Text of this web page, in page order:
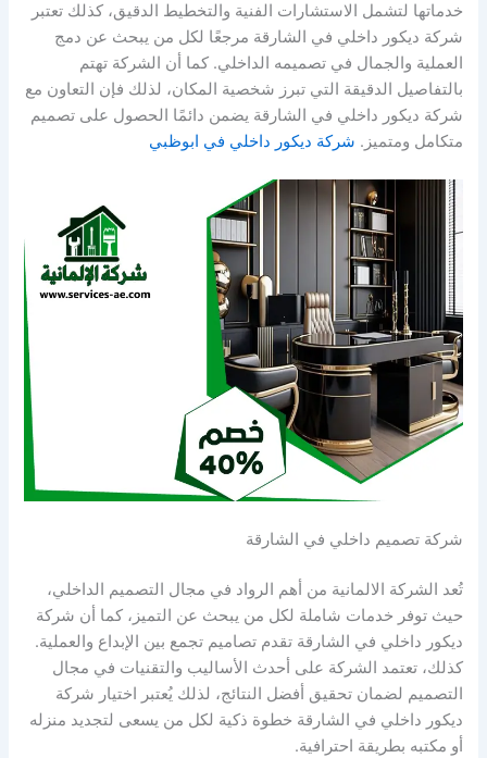
خدماتها لتشمل الاستشارات الفنية والتخطيط الدقيق، كذلك تعتبر
شركة ديكور داخلي في الشارقة مرجعًا لكل من يبحث عن دمج
العملية والجمال في تصميمه الداخلي. كما أن الشركة تهتم
بالتفاصيل الدقيقة التي تبرز شخصية المكان، لذلك فإن التعاون مع
شركة ديكور داخلي في الشارقة يضمن دائمًا الحصول على تصميم
متكامل ومتميز. شركة ديكور داخلي في ابوظبي
شركة تصميم داخلي في الشارقة
تُعد الشركة الالمانية من أهم الرواد في مجال التصميم الداخلي،
حيث توفر خدمات شاملة لكل من يبحث عن التميز، كما أن شركة
ديكور داخلي في الشارقة تقدم تصاميم تجمع بين الإبداع والعملية.
كذلك، تعتمد الشركة على أحدث الأساليب والتقنيات في مجال
التصميم لضمان تحقيق أفضل النتائج، لذلك يُعتبر اختيار شركة
ديكور داخلي في الشارقة خطوة ذكية لكل من يسعى لتجديد منزله
أو مكتبه بطريقة احترافية.